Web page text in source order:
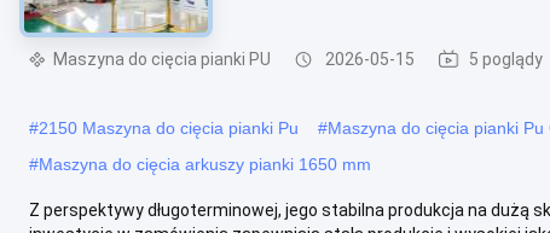
Maszyna do cięcia pianki PU 2026-05-15 5 poglądy
#2150 Maszyna do cięcia pianki Pu #Maszyna do cięcia pianki
#Maszyna do cięcia arkuszy pianki 1650 mm
Z perspektywy długoterminowej, jego stabilna produkcja na